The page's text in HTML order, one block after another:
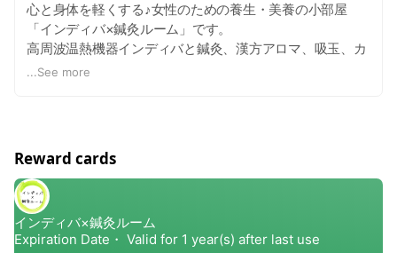
心と身体を軽くする♪女性のための養生・美養の小部屋
「インディバ×鍼灸ルーム」です。
高周波温熱機器インディバと鍼灸、漢方アロマ、吸玉、カ
ッサ、オイルトリートメント…様々な引き出しで頑張る女
おります。
...See more
Reward cards